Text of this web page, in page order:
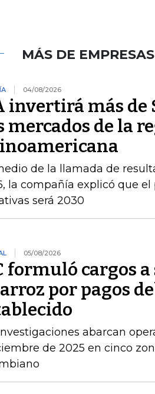
MÁS DE EMPRESAS
04/08/2026
invertirá más de
mercados de la
de la llamada de
la compañía explicó que el
será 2030
05/08/2026
formuló cargos
por pagos
abarcan
de 2025 en cinco